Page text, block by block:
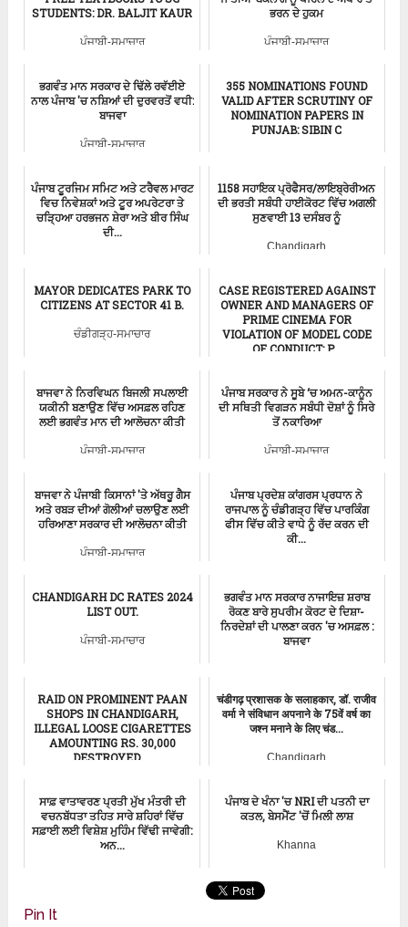
STUDENTS: DR. BALJIT KAUR
ਪੰਜਾਬੀ-ਸਮਾਚਾਰ
ਭਰਨ ਦੇ ਹੁਕਮ
ਪੰਜਾਬੀ-ਸਮਾਚਾਰ
ਭਗਵੰਤ ਮਾਨ ਸਰਕਾਰ ਦੇ ਢਿੱਲੇ ਰਵੱਈਏ
ਨਾਲ ਪੰਜਾਬ 'ਚ ਨਸ਼ਿਆਂ ਦੀ ਦੁਰਵਰਤੋਂ ਵਧੀ:
ਬਾਜਵਾ
ਪੰਜਾਬੀ-ਸਮਾਚਾਰ
355 NOMINATIONS FOUND
VALID AFTER SCRUTINY OF
NOMINATION PAPERS IN
PUNJAB: SIBIN C
ਪੰਜਾਬ ਟੂਰਜਿਮ ਸਮਿਟ ਅਤੇ ਟਰੈਵਲ ਮਾਰਟ
ਵਿਚ ਨਿਵੇਸ਼ਕਾਂ ਅਤੇ ਟੂਰ ਅਪਰੇਟਰਾ ਤੇ
ਚੜ੍ਹਿਆ ਹਰਭਜਨ ਸ਼ੇਰਾ ਅਤੇ ਬੀਰ ਸਿੰਘ
ਦੀ...
1158 ਸਹਾਇਕ ਪ੍ਰੋਫੈਸਰ/ਲਾਇਬ੍ਰੇਰੀਅਨ
ਦੀ ਭਰਤੀ ਸਬੰਧੀ ਹਾਈਕੋਰਟ ਵਿੱਚ ਅਗਲੀ
ਸੁਣਵਾਈ 13 ਦਸੰਬਰ ਨੂੰ
Chandigarh
MAYOR DEDICATES PARK TO
CITIZENS AT SECTOR 41 B.
ਚੰਡੀਗੜ੍ਹ-ਸਮਾਚਾਰ
CASE REGISTERED AGAINST
OWNER AND MANAGERS OF
PRIME CINEMA FOR
VIOLATION OF MODEL CODE
OF CONDUCT: P...
ਬਾਜਵਾ ਨੇ ਨਿਰਵਿਘਨ ਬਿਜਲੀ ਸਪਲਾਈ
ਯਕੀਨੀ ਬਣਾਉਣ ਵਿੱਚ ਅਸਫ਼ਲ ਰਹਿਣ
ਲਈ ਭਗਵੰਤ ਮਾਨ ਦੀ ਆਲੋਚਨਾ ਕੀਤੀ
ਪੰਜਾਬੀ-ਸਮਾਚਾਰ
ਪੰਜਾਬ ਸਰਕਾਰ ਨੇ ਸੂਬੇ ‘ਚ ਅਮਨ-ਕਾਨੂੰਨ
ਦੀ ਸਥਿਤੀ ਵਿਗੜਨ ਸਬੰਧੀ ਦੋਸ਼ਾਂ ਨੂੰ ਸਿਰੇ
ਤੋਂ ਨਕਾਰਿਆ
ਪੰਜਾਬੀ-ਸਮਾਚਾਰ
ਬਾਜਵਾ ਨੇ ਪੰਜਾਬੀ ਕਿਸਾਨਾਂ 'ਤੇ ਅੱਥਰੂ ਗੈਸ
ਅਤੇ ਰਬੜ ਦੀਆਂ ਗੋਲੀਆਂ ਚਲਾਉਣ ਲਈ
ਹਰਿਆਣਾ ਸਰਕਾਰ ਦੀ ਆਲੋਚਨਾ ਕੀਤੀ
ਪੰਜਾਬੀ-ਸਮਾਚਾਰ
ਪੰਜਾਬ ਪ੍ਰਦੇਸ਼ ਕਾਂਗਰਸ ਪ੍ਰਧਾਨ ਨੇ
ਰਾਜਪਾਲ ਨੂੰ ਚੰਡੀਗੜ੍ਹ ਵਿੱਚ ਪਾਰਕਿੰਗ
ਫੀਸ ਵਿੱਚ ਕੀਤੇ ਵਾਧੇ ਨੂੰ ਰੱਦ ਕਰਨ ਦੀ
ਕੀ...
CHANDIGARH DC RATES 2024
LIST OUT.
ਪੰਜਾਬੀ-ਸਮਾਚਾਰ
ਭਗਵੰਤ ਮਾਨ ਸਰਕਾਰ ਨਾਜਾਇਜ਼ ਸ਼ਰਾਬ
ਰੋਕਣ ਬਾਰੇ ਸੁਪਰੀਮ ਕੋਰਟ ਦੇ ਦਿਸ਼ਾ-
ਨਿਰਦੇਸ਼ਾਂ ਦੀ ਪਾਲਣਾ ਕਰਨ 'ਚ ਅਸਫ਼ਲ :
ਬਾਜਵਾ
RAID ON PROMINENT PAAN
SHOPS IN CHANDIGARH,
ILLEGAL LOOSE CIGARETTES
AMOUNTING RS. 30,000
DESTROYED ...
चंडीगढ़ प्रशासक के सलाहकार, डॉ. राजीव
वर्मा ने संविधान अपनाने के 75वें वर्ष का
जश्न मनाने के लिए चंड...
Chandigarh
ਸਾਫ਼ ਵਾਤਾਵਰਣ ਪ੍ਰਤੀ ਮੁੱਖ ਮੰਤਰੀ ਦੀ
ਵਚਨਬੱਧਤਾ ਤਹਿਤ ਸਾਰੇ ਸ਼ਹਿਰਾਂ ਵਿੱਚ
ਸਫ਼ਾਈ ਲਈ ਵਿਸ਼ੇਸ਼ ਮੁਹਿੰਮ ਵਿੱਢੀ ਜਾਵੇਗੀ:
ਅਨ...
ਪੰਜਾਬ ਦੇ ਖੰਨਾ 'ਚ NRI ਦੀ ਪਤਨੀ ਦਾ
ਕਤਲ, ਬੇਸਮੈਂਟ 'ਚੋਂ ਮਿਲੀ ਲਾਸ਼
Khanna
Pin It